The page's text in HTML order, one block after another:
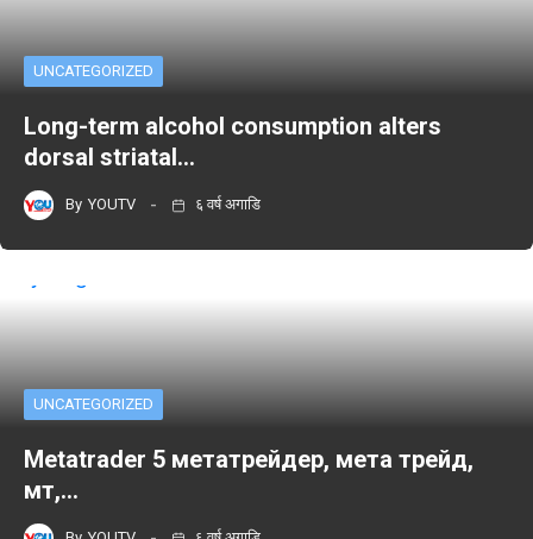
UNCATEGORIZED
Long-term alcohol consumption alters
dorsal striatal…
By YOUTV ६ वर्ष अगाडि
UNCATEGORIZED
Metatrader 5 метатрейдер, мета трейд,
мт,…